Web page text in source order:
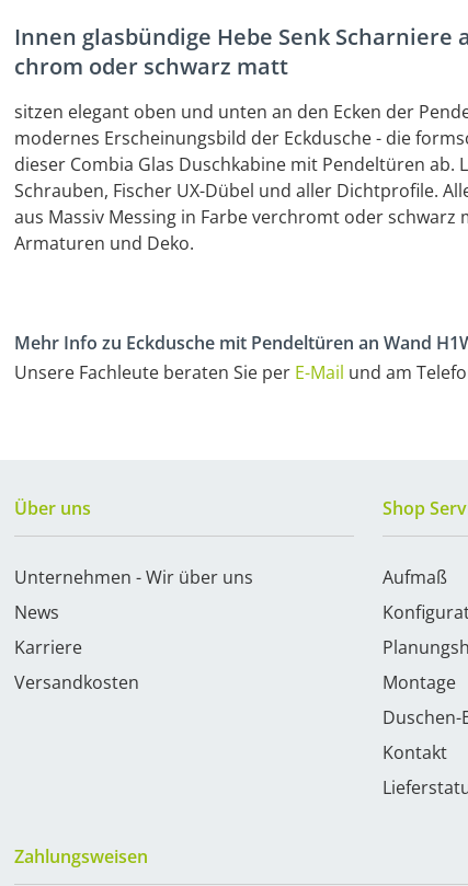
Innen glasbündige Hebe Senk
chrom oder schwarz matt
sitzen elegant oben und unten an den Ecken der
modernes Erscheinungsbild der Eckdusche - die
dieser Combia Glas Duschkabine mit Pendeltüren
Schrauben, Fischer UX-Dübel und aller Dichtprofile.
aus Massiv Messing in Farbe verchromt oder
Armaturen und Deko.
Mehr Info zu Eckdusche mit Pendeltüren an Wand
Unsere Fachleute beraten Sie per E-Mail und am
Über uns
Unternehmen - Wir über uns
News
Karriere
Versandkosten
Shop
Aufmaß
Montage
Duschen-
Kontakt
Zahlungsweisen